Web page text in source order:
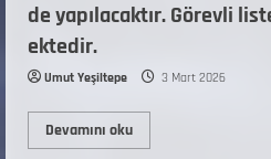
de yapılacaktır. Görevli
ektedir.
Umut Yeşiltepe 3 Mart 2026
Devamını oku